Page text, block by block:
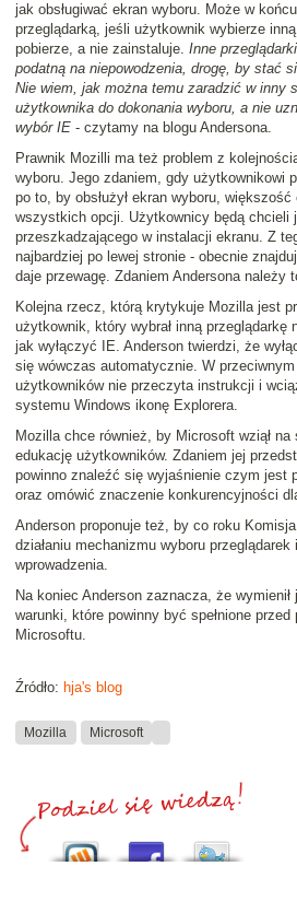
jak obsługiwać ekran wyboru. Może w
przeglądarką, jeśli użytkownik wybierze
pobierze, a nie zainstaluje. Inne
podatną na niepowodzenia, drogę, by stać
Nie wiem, jak można temu zaradzić w inny
użytkownika do dokonania wyboru, a nie
wybór IE - czytamy na blogu Andersona.
Prawnik Mozilli ma też problem z
wyboru. Jego zdaniem, gdy użytkownikowi
po to, by obsłużył ekran wyboru,
wszystkich opcji. Użytkownicy będą chcieli
przeszkadzającego w instalacji ekranu. Z
najbardziej po lewej stronie - obecnie
daje przewagę. Zdaniem Andersona należy
Kolejna rzecz, którą krytykuje Mozilla jest
użytkownik, który wybrał inną przeglądarkę
jak wyłączyć IE. Anderson twierdzi, że
się wówczas automatycznie. W
użytkowników nie przeczyta instrukcji i
systemu Windows ikonę Explorera.
Mozilla chce również, by Microsoft wziął
edukację użytkowników. Zdaniem jej
powinno znaleźć się wyjaśnienie czym jest
oraz omówić znaczenie konkurencyjności
Anderson proponuje też, by co roku
działaniu mechanizmu wyboru przeglądarek
wprowadzenia.
Na koniec Anderson zaznacza, że wymienił
warunki, które powinny być spełnione
Microsoftu.
Źródło: hja's blog
Mozilla Microsoft